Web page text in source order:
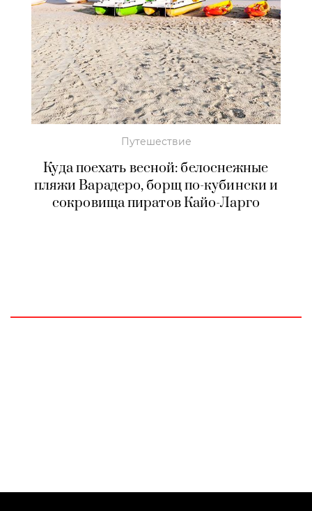
Путешествие
Куда поехать весной: белоснежные
пляжи Варадеро, борщ по-кубински и
сокровища пиратов Кайо-Ларго